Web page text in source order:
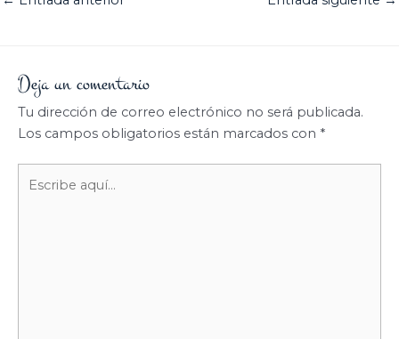
Deja un comentario
Tu dirección de correo electrónico no será publicada.
Los campos obligatorios están marcados con *
aquí...